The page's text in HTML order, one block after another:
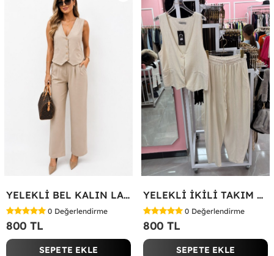
YELEKLİ BEL KALIN LASTİK İKİLİ TAKIM Bej
0 Değerlendirme
800 TL
SEPETE EKLE
YELEKLİ İKİLİ TAKIM Bej
0 Değerlendirme
800 TL
SEPETE EKLE